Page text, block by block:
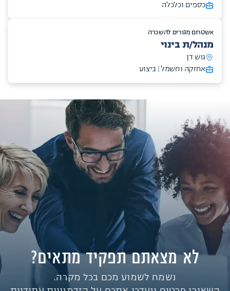
כספים וכלכלה
אשטרום מגורים להשכרה
מנהל/ת בינוי
גוש דן
אחזקה וחשמל | ביצוע
לא מצאתם תפקיד מתאים?
נשמח לשמוע מכם בכל מקרה.